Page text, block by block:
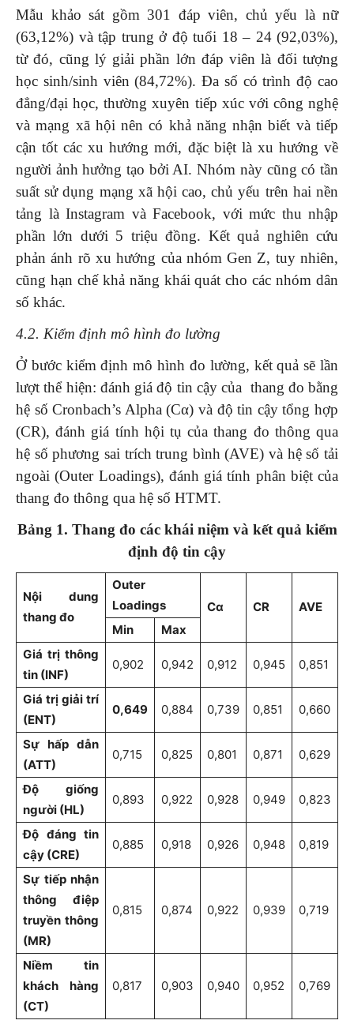
Mẫu khảo sát gồm 301 đáp viên, chủ yếu là nữ
(63,12%) và tập trung ở độ tuổi 18 – 24 (92,03%),
từ đó, cũng lý giải phần lớn đáp viên là đối tượng
học sinh/sinh viên (84,72%). Đa số có trình độ cao
đẳng/đại học, thường xuyên tiếp xúc với công nghệ
và mạng xã hội nên có khả năng nhận biết và tiếp
cận tốt các xu hướng mới, đặc biệt là xu hướng về
người ảnh hưởng tạo bởi AI. Nhóm này cũng có tần
suất sử dụng mạng xã hội cao, chủ yếu trên hai nền
tảng là Instagram và Facebook, với mức thu nhập
phần lớn dưới 5 triệu đồng. Kết quả nghiên cứu
phản ánh rõ xu hướng của nhóm Gen Z, tuy nhiên,
cũng hạn chế khả năng khái quát cho các nhóm dân
số khác.
4.2. Kiểm định mô hình đo lường
Ở bước kiểm định mô hình đo lường, kết quả sẽ lần
lượt thể hiện: đánh giá độ tin cậy của thang đo bằng
hệ số Cronbach’s Alpha (Cα) và độ tin cậy tổng hợp
(CR), đánh giá tính hội tụ của thang đo thông qua
hệ số phương sai trích trung bình (AVE) và hệ số tải
ngoài (Outer Loadings), đánh giá tính phân biệt của
thang đo thông qua hệ số HTMT.
Bảng 1. Thang đo các khái niệm và kết quả kiểm
định độ tin cậy
Nội dung
thang đo
Outer
Loadings
Cα CR
AVE
Min
Max
Giá trị thông
tin (INF)
0,902 0,942 0,912 0,945 0,851
Giá trị giải trí
(ENT)
0,649 0,884 0,739 0,851 0,660
Sự hấp dẫn
(ATT)
0,715 0,825 0,801 0,871 0,629
Độ giống
người (HL)
0,893 0,922 0,928 0,949 0,823
Độ đáng tin
cậy (CRE)
0,885 0,918 0,926 0,948 0,819
Sự tiếp nhận
thông điệp
truyền thông
(MR)
0,815 0,874 0,922 0,939 0,719
Niềm tin
khách hàng
(CT)
0,817 0,903 0,940 0,952 0,769